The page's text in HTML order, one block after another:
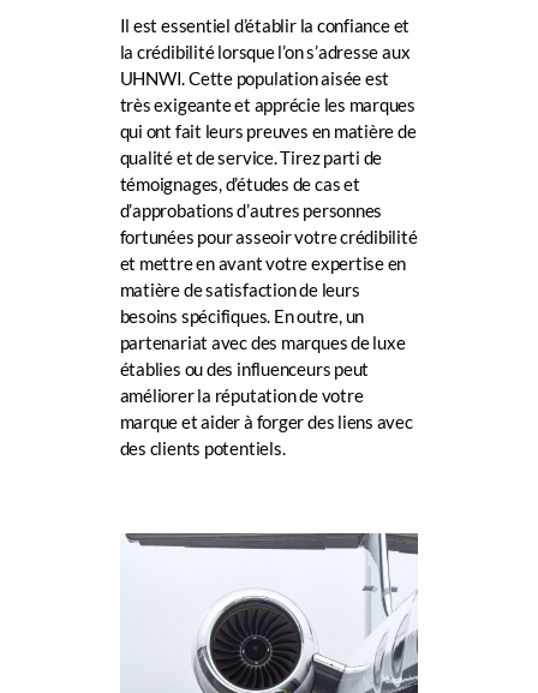
Il est essentiel d’établir la confiance et
la crédibilité lorsque l’on s’adresse aux
UHNWI. Cette population aisée est
très exigeante et apprécie les marques
qui ont fait leurs preuves en matière de
qualité et de service. Tirez parti de
témoignages, d’études de cas et
d’approbations d’autres personnes
fortunées pour asseoir votre crédibilité
et mettre en avant votre expertise en
matière de satisfaction de leurs
besoins spécifiques. En outre, un
partenariat avec des marques de luxe
établies ou des influenceurs peut
améliorer la réputation de votre
marque et aider à forger des liens avec
des clients potentiels.